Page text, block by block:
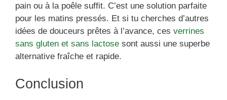
pain ou à la poêle suffit. C’est une solution parfaite
pour les matins pressés. Et si tu cherches d’autres
idées de douceurs prêtes à l’avance, ces verrines
sans gluten et sans lactose sont aussi une superbe
alternative fraîche et rapide.
Conclusion